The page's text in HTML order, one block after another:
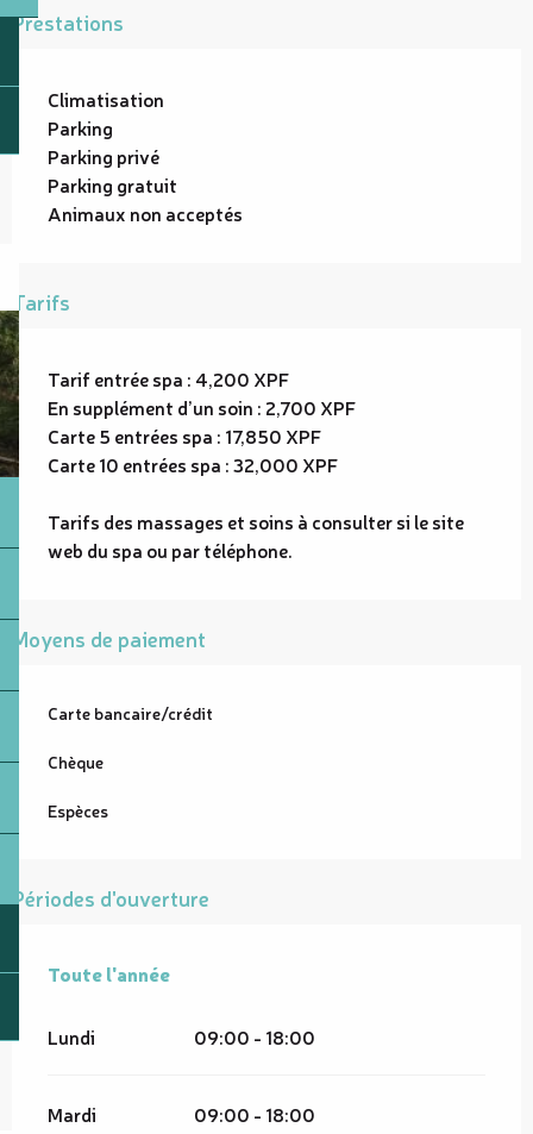
Prestations
Climatisation
Parking
Parking privé
Parking gratuit
Animaux non acceptés
Tarifs
Tarif entrée spa : 4,200 XPF
En supplément d’un soin : 2,700 XPF
Carte 5 entrées spa : 17,850 XPF
Carte 10 entrées spa : 32,000 XPF
Tarifs des massages et soins à consulter si le site
web du spa ou par téléphone.
Moyens de paiement
Carte bancaire/crédit
Chèque
Espèces
Périodes d'ouverture
Toute l'année
Toute l'année
Lundi 09:00 - 18:00
Mardi 09:00 - 18:00